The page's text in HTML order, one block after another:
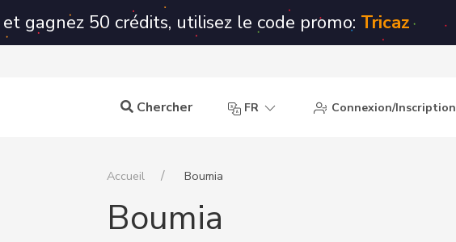
et gagnez 50 crédits, utilisez le code promo: Tricaz
Chercher FR Connexion/Inscription
Accueil Boumia
Boumia